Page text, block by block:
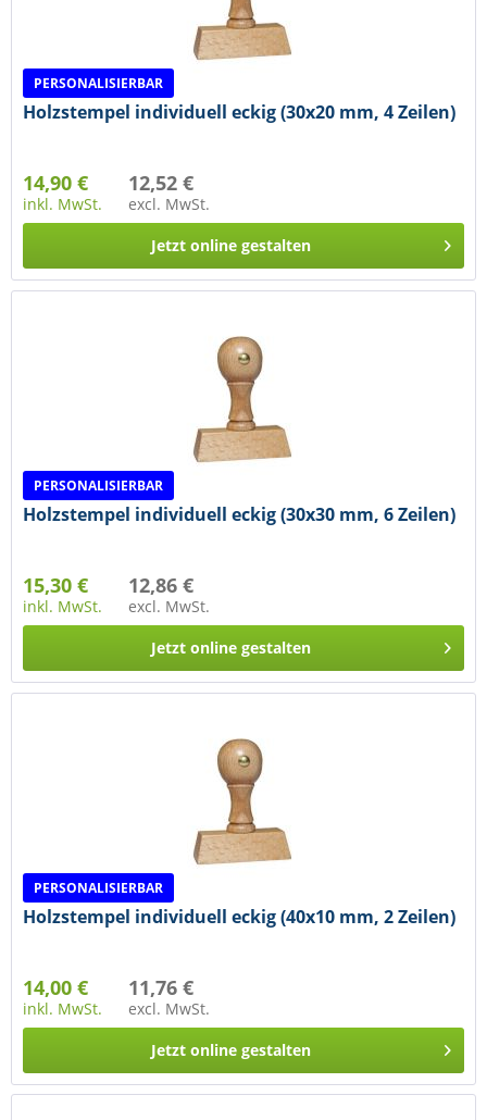
PERSONALISIERBAR
Holzstempel individuell eckig (30x20 mm, 4 Zeilen)
14,90 €
inkl. MwSt.
12,52 €
excl. MwSt.
Jetzt online gestalten
PERSONALISIERBAR
Holzstempel individuell eckig (30x30 mm, 6 Zeilen)
15,30 €
inkl. MwSt.
12,86 €
excl. MwSt.
Jetzt online gestalten
PERSONALISIERBAR
Holzstempel individuell eckig (40x10 mm, 2 Zeilen)
14,00 €
inkl. MwSt.
11,76 €
excl. MwSt.
Jetzt online gestalten